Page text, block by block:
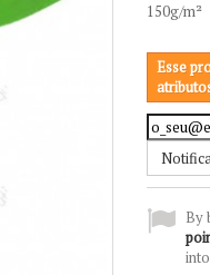
150g/m²
Esse
By